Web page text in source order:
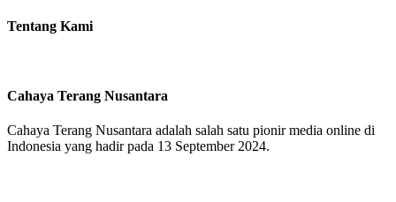
Tentang Kami
Cahaya Terang Nusantara
Cahaya Terang Nusantara adalah salah satu pionir media online di
Indonesia yang hadir pada 13 September 2024.